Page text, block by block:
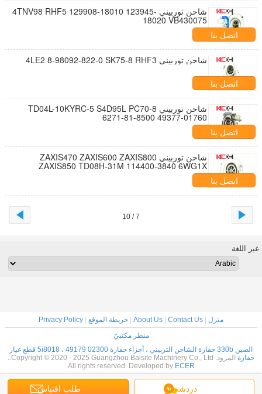
شاحن توربيني 4TNV98 RHF5 129908-18010 123945-
18020 VB430075
اتصل بنا
شاحن توربيني 4LE2 8-98092-822-0 SK75-8 RHF3
اتصل بنا
شاحن توربيني TD04L-10KYRC-5 S4D95L PC70-8
6271-81-8500 49377-01760
اتصل بنا
شاحن توربيني ZAXIS470 ZAXIS600 ZAXIS800
ZAXIS850 TD08H-31M 114400-3840 6WG1X
اتصل بنا
7 / 10
دردشة طلب اقتباس
غير اللغة
منزل About Us Contact Us خريطة الموقع
Privacy Policy
منظر مكتبيّ
الصين 330b حفارة الشاحن التربيني ، أجزاء حفارة 5i8018 ، 49179 02300 قطع غيار
حفارة المزود. Copyright © 2020 - 2025 Guangzhou Baisite Machinery Co., Ltd..
All rights reserved. Developed by ECER